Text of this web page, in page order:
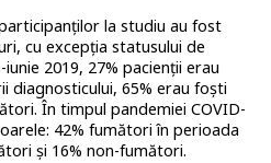
la studiu au fost
cu excepția statusului de
2019, 27% pacienții erau
diagnosticului, 65% erau foști
În timpul pandemiei COVID-
42% fumători în perioada
și 16% non-fumători.